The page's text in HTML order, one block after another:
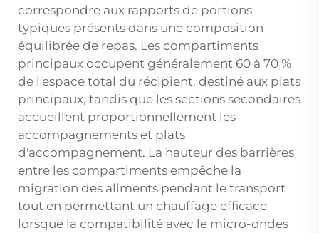
correspondre aux rapports de portions
typiques présents dans une composition
équilibrée de repas. Les compartiments
principaux occupent généralement 60 à 70 %
de l'espace total du récipient, destiné aux plats
principaux, tandis que les sections secondaires
accueillent proportionnellement les
accompagnements et plats
d'accompagnement. La hauteur des barrières
entre les compartiments empêche la
migration des aliments pendant le transport
tout en permettant un chauffage efficace
lorsque la compatibilité avec le micro-ondes